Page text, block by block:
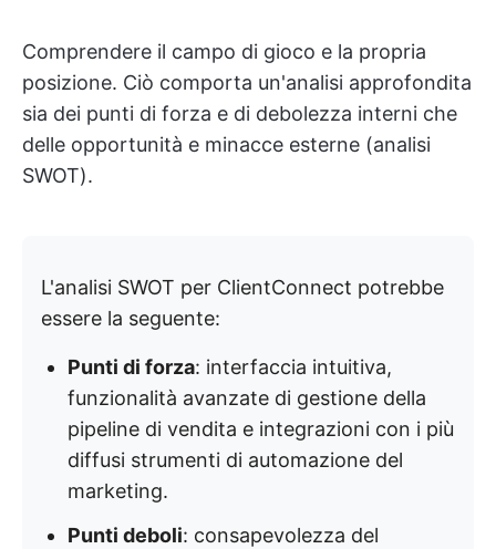
Comprendere il campo di gioco e la propria
posizione. Ciò comporta un'analisi approfondita
sia dei punti di forza e di debolezza interni che
delle opportunità e minacce esterne (analisi
SWOT).
L'analisi SWOT per ClientConnect potrebbe
essere la seguente:
Punti di forza: interfaccia intuitiva,
funzionalità avanzate di gestione della
pipeline di vendita e integrazioni con i più
diffusi strumenti di automazione del
marketing.
Punti deboli: consapevolezza del